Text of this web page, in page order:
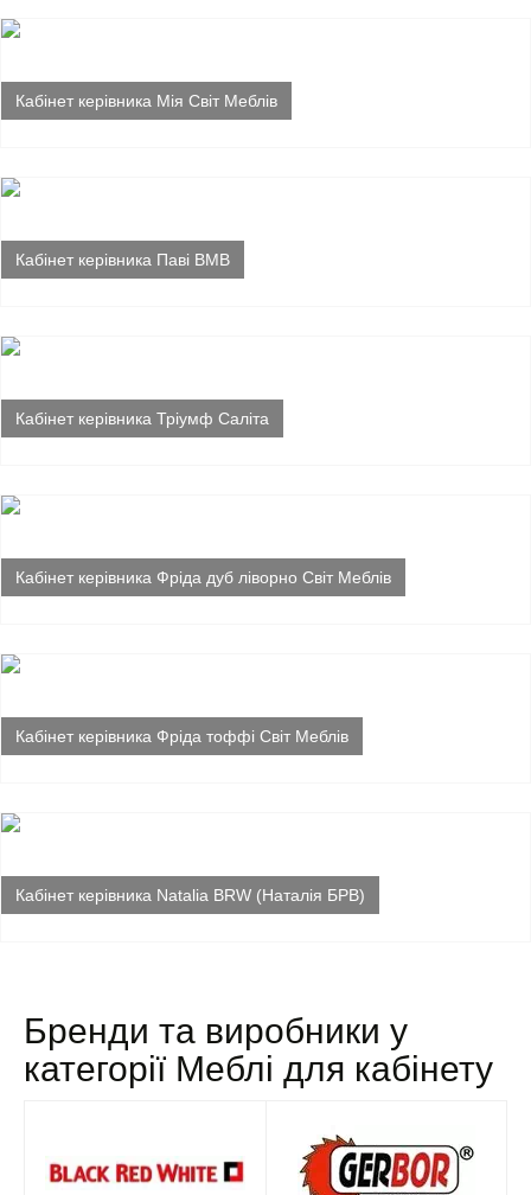
Кабінет керівника Мія Світ Меблів
Кабінет керівника Паві ВМВ
Кабінет керівника Тріумф Саліта
Кабінет керівника Фріда дуб ліворно Світ Меблів
Кабінет керівника Фріда тоффі Світ Меблів
Кабінет керівника Natalia BRW (Наталія БРВ)
Бренди та виробники у
категорії Меблі для кабінету